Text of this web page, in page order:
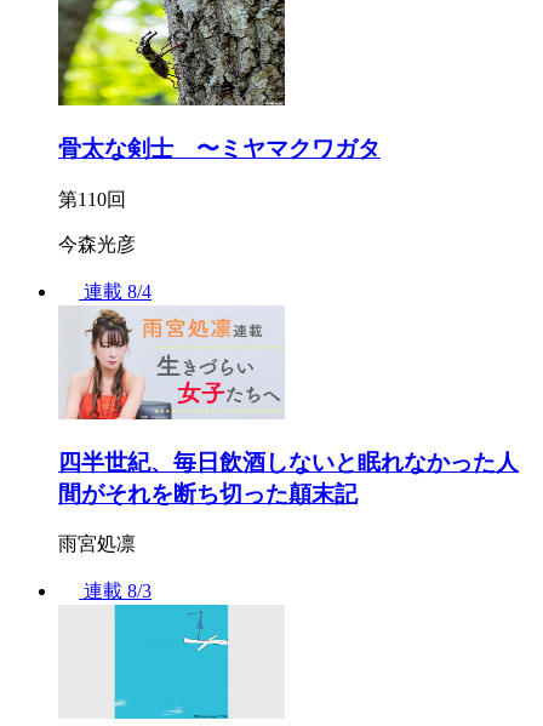
骨太な剣士 〜ミヤマクワガタ
第110回
今森光彦
連載 8/4
四半世紀、毎日飲酒しないと眠れなかった人
間がそれを断ち切った顛末記
雨宮処凛
連載 8/3